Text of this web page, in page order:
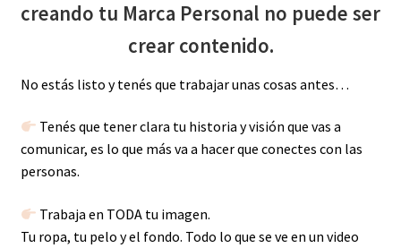
creando tu Marca Personal no puede ser
crear contenido.
No estás listo y tenés que trabajar unas cosas antes…
Tenés que tener clara tu historia y visión que vas a
comunicar, es lo que más va a hacer que conectes con las
personas.
Trabaja en TODA tu imagen.
Tu ropa, tu pelo y el fondo. Todo lo que se ve en un video